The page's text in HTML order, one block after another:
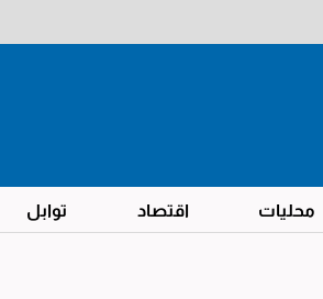
محليات اقتصاد توابل